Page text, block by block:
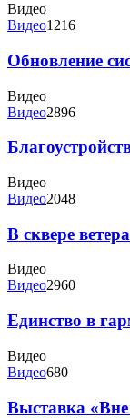
Видео
Видео1216
Обновление
Видео
Видео2896
Видео
Видео2048
В сквере
Видео
Видео2960
Единство в
Видео
Видео680
Выставка